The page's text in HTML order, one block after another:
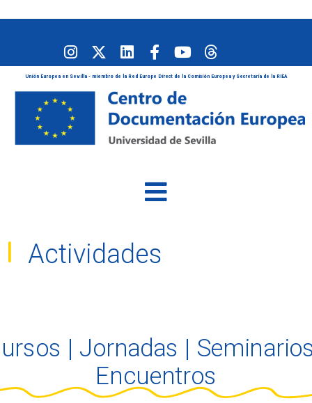
Unión Europea en Sevilla - miembro de la Red Europe Direct de la Comisión Europea y Secretaría de la RIEA
Actividades
| Jornadas |
Encuentros